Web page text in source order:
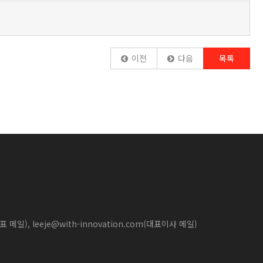
이전 다음 목록
일), leeje@with-innovation.com(대표이사 메일)